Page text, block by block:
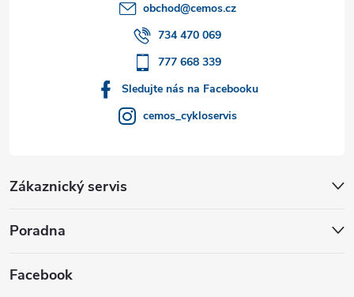
obchod@cemos.cz
734 470 069
777 668 339
Sledujte nás na Facebooku
cemos_cykloservis
Zákaznický servis
Poradna
Facebook